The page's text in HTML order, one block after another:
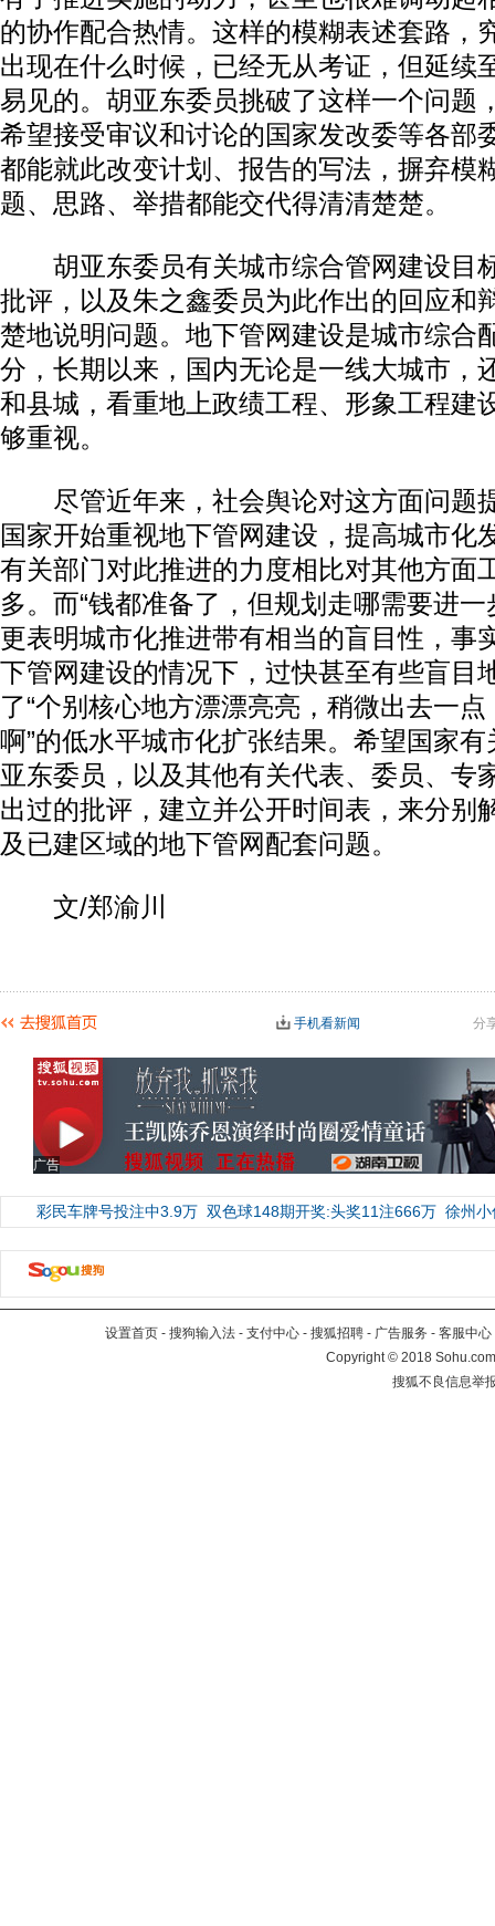
的协作配合热情。这样的模糊表述套路，
出现在什么时候，已经无从考证，但延续
易见的。胡亚东委员挑破了这样一个问题
希望接受审议和讨论的国家发改委等各部
都能就此改变计划、报告的写法，摒弃模
题、思路、举措都能交代得清清楚楚。
胡亚东委员有关城市综合管网建设目
批评，以及朱之鑫委员为此作出的回应和
楚地说明问题。地下管网建设是城市综合
分，长期以来，国内无论是一线大城市，
和县城，看重地上政绩工程、形象工程建
够重视。
尽管近年来，社会舆论对这方面问题
国家开始重视地下管网建设，提高城市化
有关部门对此推进的力度相比对其他方面
多。而“钱都准备了，但规划走哪需要进一
更表明城市化推进带有相当的盲目性，事
下管网建设的情况下，过快甚至有些盲目
了“个别核心地方漂漂亮亮，稍微出去一
啊”的低水平城市化扩张结果。希望国家
亚东委员，以及其他有关代表、委员、专
出过的批评，建立并公开时间表，来分别
及已建区域的地下管网配套问题。
文/郑渝川
分
手机看新闻
广告
彩民车牌号投注中3.9万 双色球148期开奖:头奖11注666万 徐州
设置首页 - 搜狗输入法 - 支付中心 - 搜狐招聘 - 广告服务 - 客服中心
Copyright©2018
搜狐不良信息举